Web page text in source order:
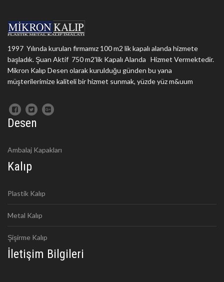
1997 Yılında kurulan firmamız 100 m2 lik kapalı alanda hizmete
başladık. Şuan Aktif 750 m2'lik Kapalı Alanda Hizmet Vermektedir.
Mikron Kalıp Desen olarak kurulduğu günden bu yana
müşterilerimize kaliteli bir hizmet sunmak, yüzde yüz m&uum
Desen
Ambalaj Kapakları
Kalıp
Plastik Kalıp
Metal Kalıp
Şişirme Kalıp
İletişim Bilgileri